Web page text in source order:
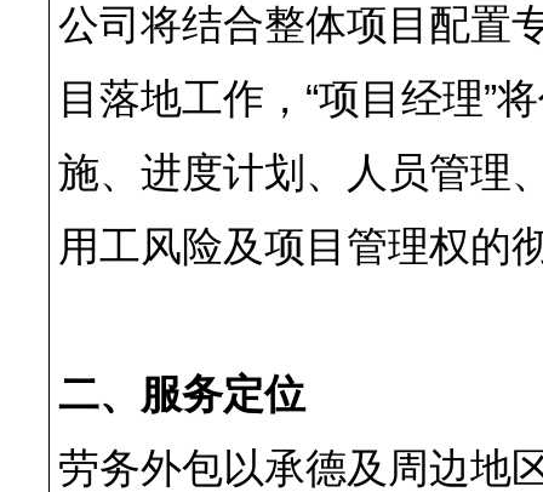
公司将结合整体项目配置
目落地工作，“项目经理”
施、进度计划、人员管理
用工风险及项目管理权的
二、服务定位
劳务外包以承德及周边地